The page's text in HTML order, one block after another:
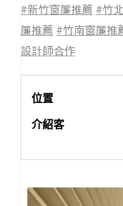
#新竹窗簾推薦 #竹
簾推薦 #竹南窗簾推
設計師合作
位置
介紹客